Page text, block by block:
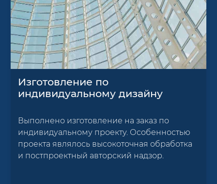
Изготовление по
индивидуальному дизайну
Выполнено изготовление на заказ по
индивидуальному проекту. Особенностью
проекта являлось высокоточная обработка
и постпроектный авторский надзор.